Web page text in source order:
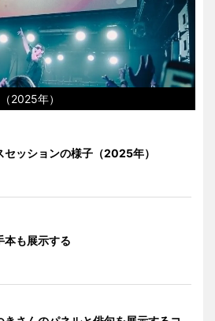
2025年）
セッションの様子（2025年）
本も展示する